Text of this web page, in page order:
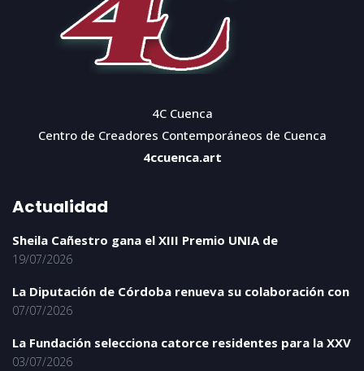
4C Cuenca
Centro de Creadores Contemporáneos de Cuenca
4ccuenca.art
Actualidad
Sheila Cañestro gana el XIII Premio UNIA de
19/07/2026
La Diputación de Córdoba renueva su colaboración con
07/07/2026
La Fundación selecciona catorce residentes para la XXV
03/07/2026